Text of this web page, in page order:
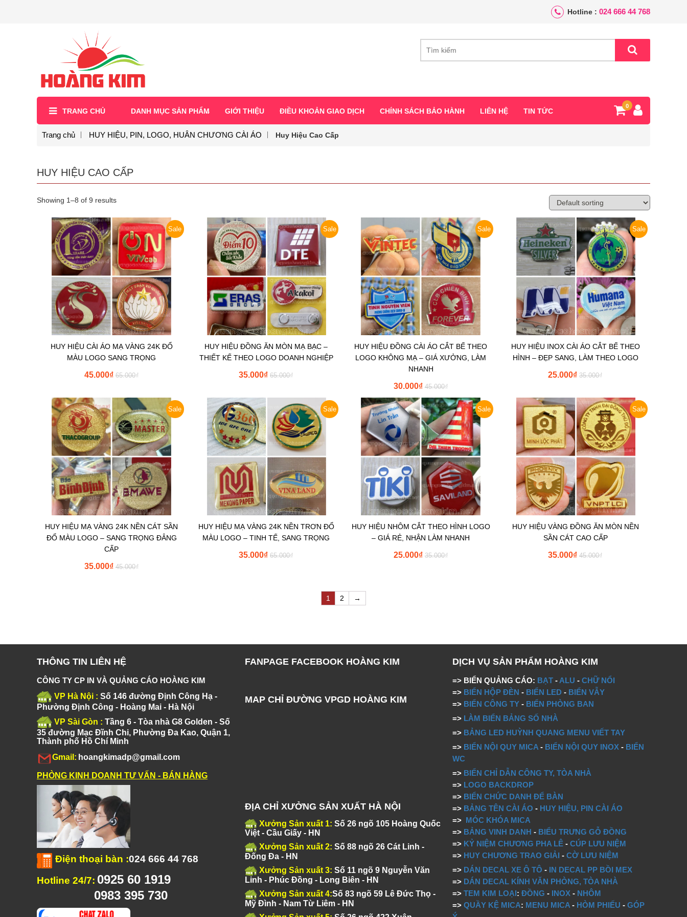
Hotline : 024 666 44 768
TRANG CHỦ DANH MỤC SẢN PHẨM GIỚI THIỆU ĐIỀU KHOẢN GIAO DỊCH CHÍNH SÁCH BẢO HÀNH LIÊN HỆ TIN TỨC
0
Trang chủ HUY HIỆU, PIN, LOGO, HUÂN CHƯƠNG CÀI ÁO Huy Hiệu Cao Cấp
HUY HIỆU CAO CẤP
Showing 1–8 of 9 results
Sale
HUY HIỆU CÀI ÁO MẠ VÀNG 24K ĐỔ
MÀU LOGO SANG TRỌNG
₫
65.000
₫
45.000
Sale
HUY HIỆU ĐỒNG ĂN MÒN MẠ BẠC –
THIẾT KẾ THEO LOGO DOANH NGHIỆP
₫
65.000
₫
35.000
Sale
HUY HIỆU ĐỒNG CÀI ÁO CẮT BẾ THEO
LOGO KHÔNG MẠ – GIÁ XƯỞNG, LÀM
NHANH
₫
45.000
₫
30.000
Sale
HUY HIỆU INOX CÀI ÁO CẮT BẾ THEO
HÌNH – ĐẸP SANG, LÀM THEO LOGO
₫
35.000
₫
25.000
Sale
HUY HIỆU MẠ VÀNG 24K NỀN CÁT SẦN
ĐỔ MÀU LOGO – SANG TRỌNG ĐẲNG
CẤP
₫
45.000
₫
35.000
Sale
HUY HIỆU MẠ VÀNG 24K NỀN TRƠN ĐỔ
MÀU LOGO – TINH TẾ, SANG TRỌNG
₫
65.000
₫
35.000
Sale
HUY HIỆU NHÔM CẮT THEO HÌNH LOGO
– GIÁ RẺ, NHẬN LÀM NHANH
₫
35.000
₫
25.000
Sale
HUY HIỆU VÀNG ĐỒNG ĂN MÒN NỀN
SẦN CÁT CAO CẤP
₫
45.000
₫
35.000
1 2 →
THÔNG TIN LIÊN HỆ
CÔNG TY CP IN VÀ QUẢNG CÁO HOÀNG KIM
VP Hà Nội : Số 146 đường Định Công Hạ -
Phường Định Công - Hoàng Mai - Hà Nội
VP Sài Gòn : Tầng 6 - Tòa nhà G8 Golden - Số
35 đường Mạc Đĩnh Chi, Phường Đa Kao, Quận 1,
Thành phố Hồ Chí Minh
Gmail: hoangkimadp@gmail.com
PHÒNG KINH DOANH TƯ VẤN - BÁN HÀNG
Điện thoại bàn :024 666 44 768
Hotline 24/7: 0925 60 1919
0983 395 730
FANPAGE FACEBOOK HOÀNG KIM
MAP CHỈ ĐƯỜNG VPGD HOÀNG KIM
ĐỊA CHỈ XƯỞNG SẢN XUẤT HÀ NỘI
Xưởng Sản xuất 1: Số 26 ngõ 105 Hoàng Quốc
Việt - Cầu Giấy - HN
Xưởng Sản xuất 2: Số 88 ngõ 26 Cát Linh -
Đống Đa - HN
Xưởng Sản xuất 3: Số 11 ngõ 9 Nguyễn Văn
Linh - Phúc Đồng - Long Biên - HN
Xưởng Sản xuất 4:Số 83 ngõ 59 Lê Đức Thọ -
Mỹ Đình - Nam Từ Liêm - HN
DỊCH VỤ SẢN PHẨM HOÀNG KIM
=> BIỂN QUẢNG CÁO: BẠT - ALU -CHỮ NỔI
=> BIỂN HỘP ĐÈN - BIỂN LED - BIỂN VẪY
=> BIỂN CÔNG TY - BIỂN PHÒNG BAN
=> LÀM BIỂN BẢNG SỐ NHÀ
=> BẢNG LED HUỲNH QUANG MENU VIẾT TAY
=> BIỂN NỘI QUY MICA - BIỂN NỘI QUY INOX - BIỂN
WC
=> BIỂN CHỈ DẪN CÔNG TY, TÒA NHÀ
=> LOGO BACKDROP
=> BIỂN CHỨC DANH ĐỂ BÀN
=> BẢNG TÊN CÀI ÁO - HUY HIỆU, PIN CÀI ÁO
=> MÓC KHÓA MICA
=> BẢNG VINH DANH - BIỂU TRƯNG GỖ ĐỒNG
=> KỶ NIỆM CHƯƠNG PHA LÊ -CÚP LƯU NIỆM
=> HUY CHƯƠNG TRAO GIẢI -CỜ LƯU NIỆM
=> DÁN DECAL XE Ô TÔ - IN DECAL PP BỒI MEX
=> DÁN DECAL KÍNH VĂN PHÒNG, TÒA NHÀ
=>TEM KIM LOẠI:ĐỒNG - INOX - NHÔM
=>QUẦY KỆ MICA: MENU MICA - HÒM PHIẾU -GÓP